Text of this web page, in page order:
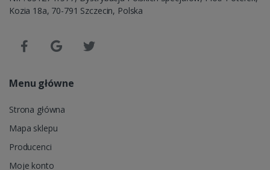
Kozia 18a, 70-791 Szczecin, Polska
Menu główne
Strona główna
Mapa sklepu
Producenci
Moje konto